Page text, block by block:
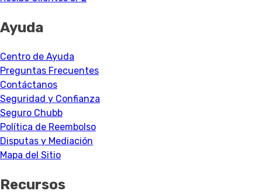
Ayuda
Centro de Ayuda
Preguntas Frecuentes
Contáctanos
Seguridad y Confianza
Seguro Chubb
Política de Reembolso
Disputas y Mediación
Mapa del Sitio
Recursos